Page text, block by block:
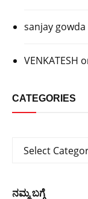
sanjay gowda
VENKATESH
CATEGORIES
Categories
Select
ನಮ್ಮ ಬಗ್ಗೆ